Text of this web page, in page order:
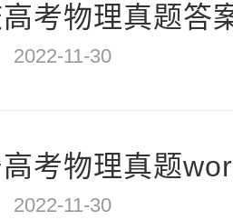
考物理真题答
2022-11-30
考物理真题
2022-11-30